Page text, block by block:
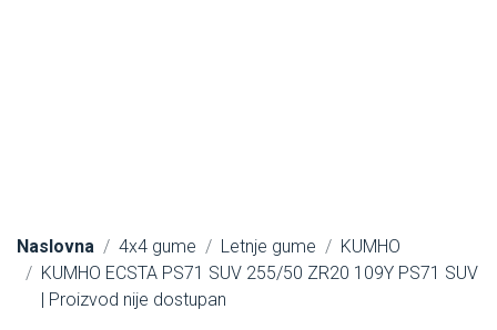
Naslovna 4x4 gume Letnje gume
KUMHO
KUMHO ECSTA PS71 SUV 255/50 ZR20 109Y PS71 SUV
| Proizvod nije dostupan